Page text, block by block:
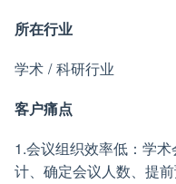
所在行业
学术 / 科研行业
客户痛点
1.会议组织效率低：学
计、确定会议人数、提